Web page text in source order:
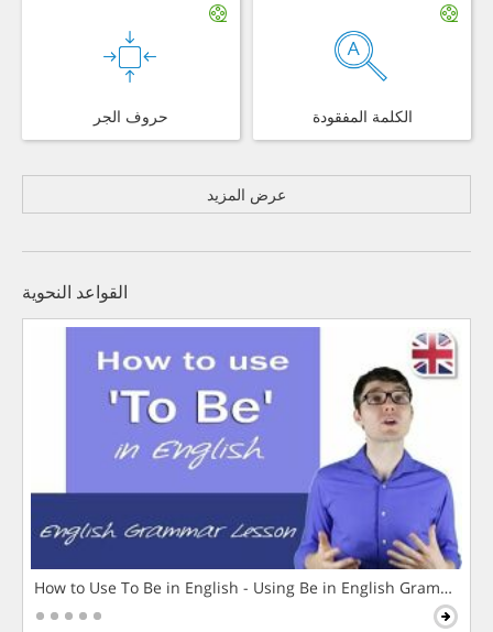
حروف الجر الكلمة المفقودة
عرض المزيد
القواعد النحوية
How to Use To Be in English - Using Be in English Grammar